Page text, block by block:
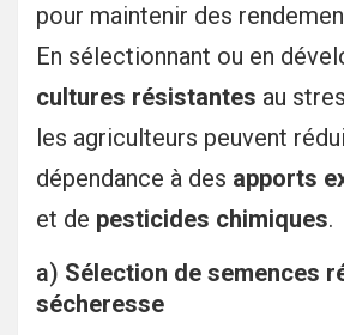
pour maintenir des
En sélectionnant ou en
cultures résistantes au
les agriculteurs peuvent
dépendance à des apports
et de pesticides chimiques.
a) Sélection de semences
sécheresse